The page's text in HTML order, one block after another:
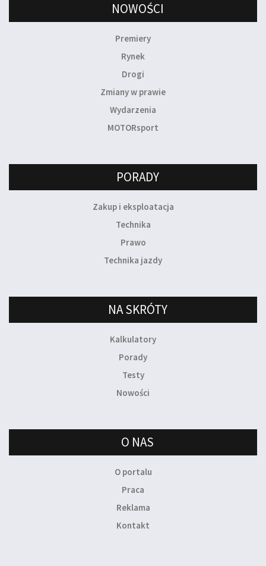
NOWOŚCI
Premiery
Rynek
Drogi
Zmiany w prawie
Wydarzenia
MOTORsport
PORADY
Zakup i eksploatacja
Technika
Prawo
Technika jazdy
NA SKRÓTY
Kalkulatory
Porady
Testy
Nowości
O NAS
O portalu
Praca
Reklama
Kontakt